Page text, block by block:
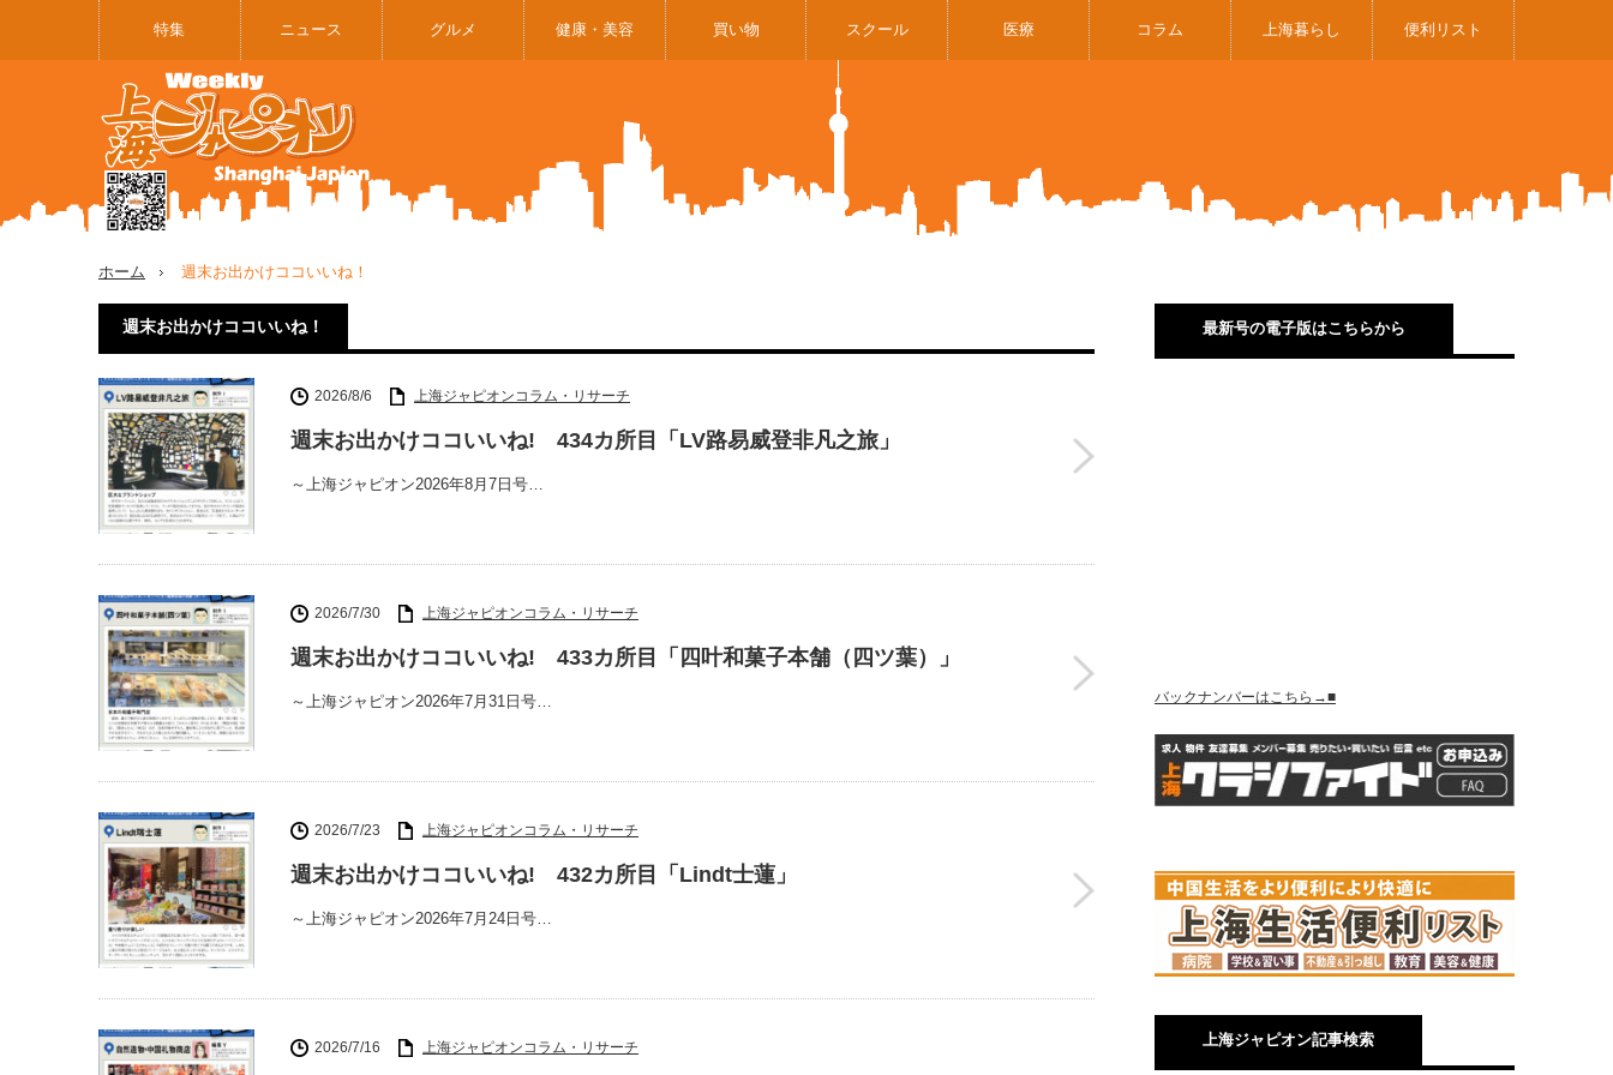
特集 ニュース グルメ 健康・美容 買い物 スクール 医療 コラム 上海暮らし 便利リスト
ホーム 週末お出かけココいいね！
週末お出かけココいいね！
2026/8/6 上海ジャピオンコラム・リサーチ
週末お出かけココいいね! 434カ所目「LV路易威登非凡之旅」
～上海ジャピオン2026年8月7日号…
2026/7/30 上海ジャピオンコラム・リサーチ
週末お出かけココいいね! 433カ所目「四叶和菓子本舗（四ツ葉）」
～上海ジャピオン2026年7月31日号…
2026/7/23 上海ジャピオンコラム・リサーチ
週末お出かけココいいね! 432カ所目「Lindt士蓮」
～上海ジャピオン2026年7月24日号…
2026/7/16 上海ジャピオンコラム・リサーチ
最新号の電子版はこちらから
バックナンバーはこちら→■
上海ジャピオン記事検索